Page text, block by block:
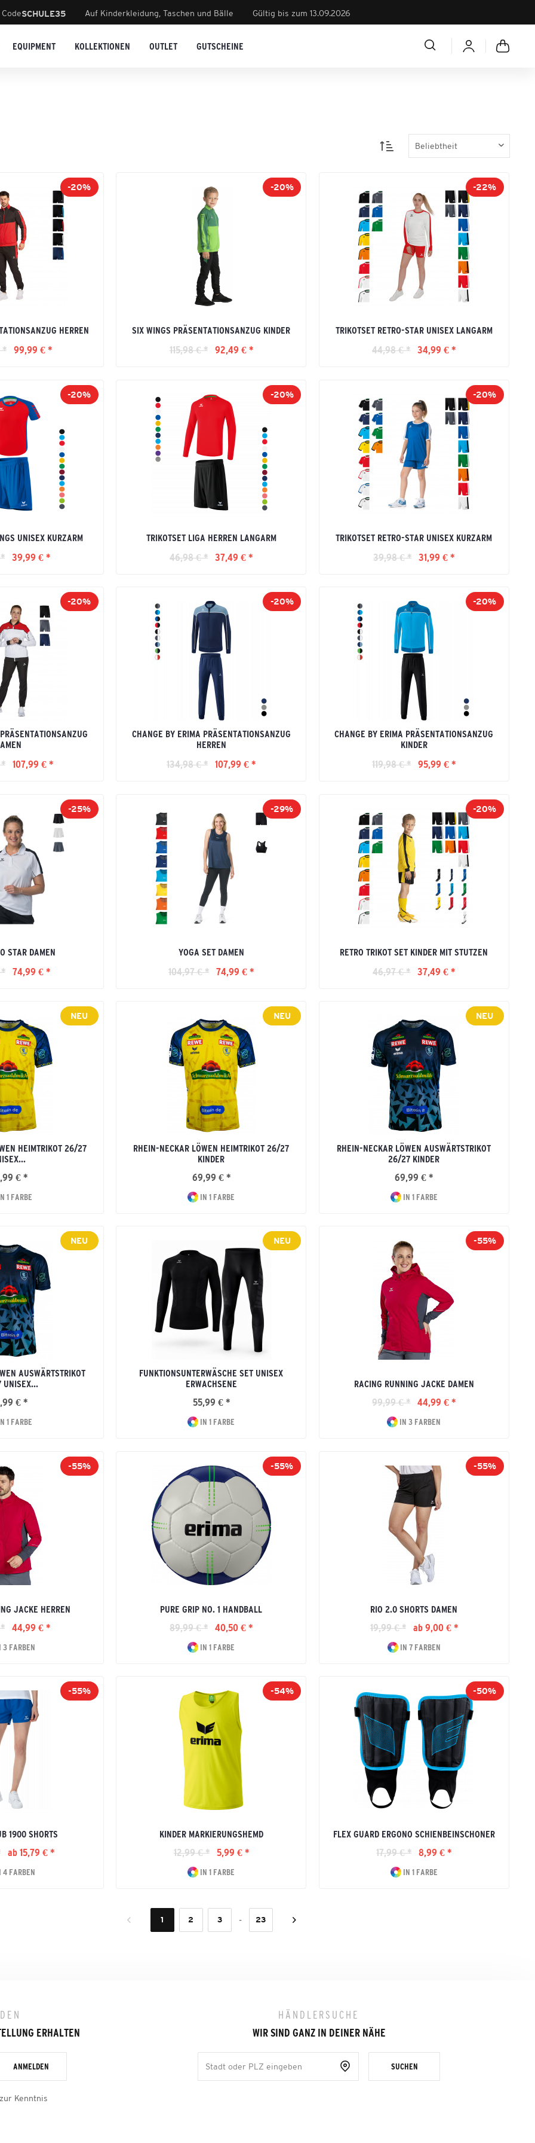
SCHULE35 Auf Kinderkleidung, Taschen und Bälle Gültig bis zum 13.09.2026
EQUIPMENT KOLLEKTIONEN OUTLET GUTSCHEINE
-20%
HERREN
*
99,99 € *
-20%
SIX WINGS PRÄSENTATIONSANZUG KINDER
115,98 € *
92,49 € *
-22%
TRIKOTSET RETRO-STAR UNISEX LANGARM
44,98 € *
34,99 € *
-20%
UNISEX KURZARM
39,99 € *
-20%
TRIKOTSET LIGA HERREN LANGARM
46,98 € *
37,49 € *
-20%
TRIKOTSET RETRO-STAR UNISEX KURZARM
39,98 € *
31,99 € *
-20%
107,99 € *
-20%
CHANGE BY ERIMA PRÄSENTATIONSANZUG
HERREN
134,98 € *
107,99 € *
-20%
CHANGE BY ERIMA PRÄSENTATIONSANZUG
KINDER
119,98 € *
95,99 € *
-25%
STAR DAMEN
74,99 € *
-29%
YOGA SET DAMEN
104,97 € *
74,99 € *
-20%
RETRO TRIKOT SET KINDER MIT STUTZEN
46,97 € *
37,49 € *
NEU
HEIMTRIKOT 26/27
€ *
1 FARBE
NEU
RHEIN-NECKAR LÖWEN HEIMTRIKOT 26/27
KINDER
69,99 € *
IN 1 FARBE
NEU
RHEIN-NECKAR LÖWEN AUSWÄRTSTRIKOT
26/27 KINDER
69,99 € *
IN 1 FARBE
NEU
AUSWÄRTSTRIKOT
€ *
1 FARBE
NEU
FUNKTIONSUNTERWÄSCHE SET UNISEX
ERWACHSENE
55,99 € *
IN 1 FARBE
-55%
RACING RUNNING JACKE DAMEN
99,99 € *
44,99 € *
IN 3 FARBEN
-55%
JACKE HERREN
44,99 € *
3 FARBEN
-55%
PURE GRIP NO. 1 HANDBALL
89,99 € *
40,50 € *
IN 1 FARBE
-55%
RIO 2.0 SHORTS DAMEN
19,99 € *
ab 9,00 € *
IN 7 FARBEN
-55%
1900 SHORTS
ab 15,79 € *
4 FARBEN
-54%
KINDER MARKIERUNGSHEMD
12,99 € *
5,99 € *
IN 1 FARBE
-50%
FLEX GUARD ERGONO SCHIENBEINSCHONER
17,99 € *
8,99 € *
IN 1 FARBE
1 2 3 - 23
ERHALTEN
ANMELDEN
zur Kenntnis
HÄNDLERSUCHE
WIR SIND GANZ IN DEINER NÄHE
SUCHEN